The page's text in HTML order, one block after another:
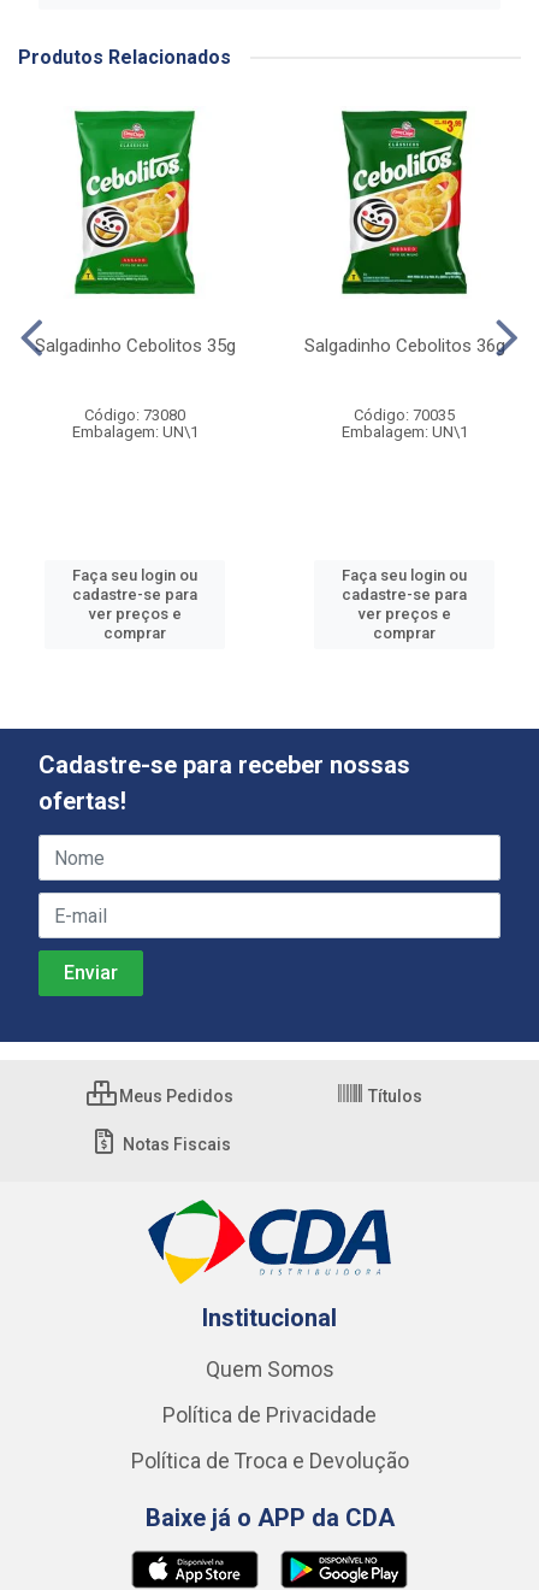
Produtos Relacionados
Salgadinho Cebolitos 35g
Código: 73080
Embalagem: UN\1
Faça seu login ou
cadastre-se para
ver preços e
comprar
Salgadinho Cebolitos 36g
Código: 70035
Embalagem: UN\1
Faça seu login ou
cadastre-se para
ver preços e
comprar
Cadastre-se para receber nossas
ofertas!
Meus Pedidos Títulos
Notas Fiscais
Institucional
Quem Somos
Política de Privacidade
Política de Troca e Devolução
Baixe já o APP da CDA